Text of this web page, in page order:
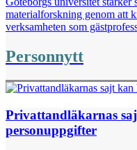
materialforskning genom att
verksamheten som
Personnytt
Privattandläkarnas
personuppgifter